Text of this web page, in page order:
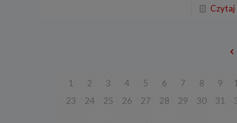
Czytaj
1 2 3 4 5 6 7 8 9
23
24 25 26 27 28 29 30 31
naszego
w tych
W każdej
danych